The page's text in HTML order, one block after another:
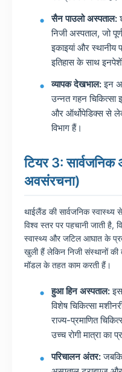
सैन पाउलो अस्पताल:
निजी अस्पताल, जो
इकाइयां और स्थानीय
इतिहास के साथ
व्यापक देखभाल:इन
उन्नत गहन चिकित्सा
और ऑर्थोपेडिक्स से
विभाग हैं।
टियर 3: सार्वजनिक
अवसंरचना)
थाईलैंड की सार्वजनिक स्वास्थ्य
विश्व स्तर पर पहचानी जाती है,
स्वास्थ्य और जटिल आघात के
खुली हैं लेकिन निजी संस्थानों
मॉडल के तहत काम करती हैं।
हुआ हिन अस्पताल:
विशेष चिकित्सा
राज्य-प्रमाणित
उच्च रोगी मात्रा का
परिचालन अंतर:जबकि